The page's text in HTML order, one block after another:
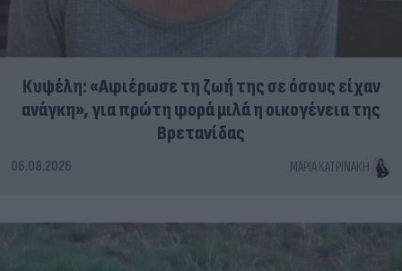
Κυψέλη: «Αφιέρωσε τη ζωή της σε όσους είχαν
ανάγκη», για πρώτη φορά μιλά η οικογένεια της
Βρετανίδας
06.08.2026 ΜΑΡΊΑ ΚΑΤΡΙΝΆΚΗ